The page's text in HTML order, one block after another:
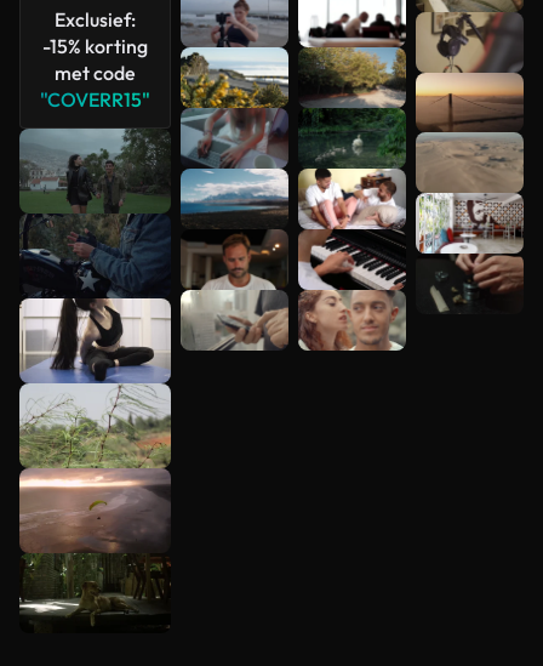
Exclusief:
-15% korting
met code
"COVERR15"